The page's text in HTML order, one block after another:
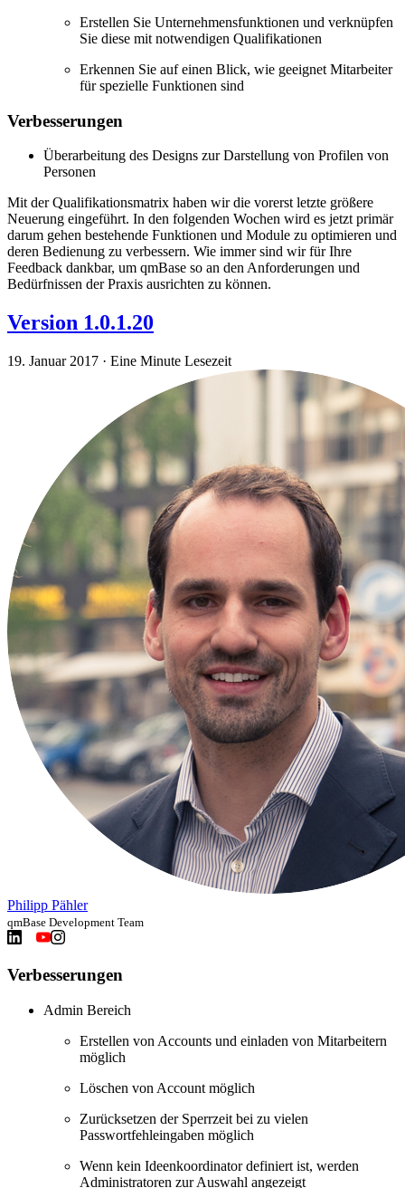
Erstellen Sie Unternehmensfunktionen und verknüpfen
Sie diese mit notwendigen Qualifikationen
Erkennen Sie auf einen Blick, wie geeignet Mitarbeiter
für spezielle Funktionen sind
Verbesserungen
Überarbeitung des Designs zur Darstellung von Profilen von
Personen
Mit der Qualifikationsmatrix haben wir die vorerst letzte größere
Neuerung eingeführt. In den folgenden Wochen wird es jetzt primär
darum gehen bestehende Funktionen und Module zu optimieren und
deren Bedienung zu verbessern. Wie immer sind wir für Ihre
Feedback dankbar, um qmBase so an den Anforderungen und
Bedürfnissen der Praxis ausrichten zu können.
Version 1.0.1.20
19. Januar 2017 · Eine Minute Lesezeit
Philipp Pähler
qmBase Development Team
Verbesserungen
Admin Bereich
Erstellen von Accounts und einladen von Mitarbeitern
möglich
Löschen von Account möglich
Zurücksetzen der Sperrzeit bei zu vielen
Passwortfehleingaben möglich
Wenn kein Ideenkoordinator definiert ist, werden
Administratoren zur Auswahl angezeigt